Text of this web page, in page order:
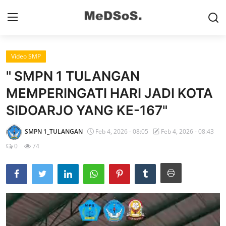
Home
Contact
SMP
SD
Video SD
Galeri Dispendikbud Sidoarjo
Gallery
Video SMP
" SMPN 1 TULANGAN
MEMPERINGATI HARI JADI KOTA
SIDOARJO YANG KE-167"
SMPN 1_TULANGAN Feb 4, 2026 - 08:05
Feb 4, 2026 - 08:43
0
74